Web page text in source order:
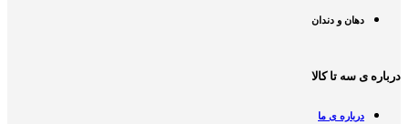
دهان و دندان
درباره ی سه تا کالا
درباره ی ما